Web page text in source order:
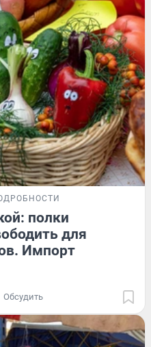
полки
для
Импорт
Обсудить